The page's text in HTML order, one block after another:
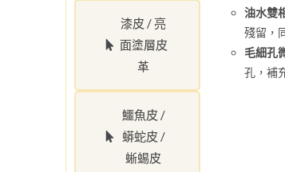
漆皮 / 亮
面塗層皮
革
鱷魚皮 /
蟒蛇皮 /
蜥蜴皮
油水雙
殘留，
毛細孔
孔，補